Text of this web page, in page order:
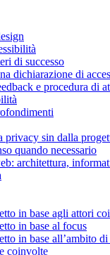
di successo
dichiarazione di
e procedura di
privacy sin dalla
quando necessario
architettura,
in base agli attori
in base al focus
in base all’ambito
coinvolte